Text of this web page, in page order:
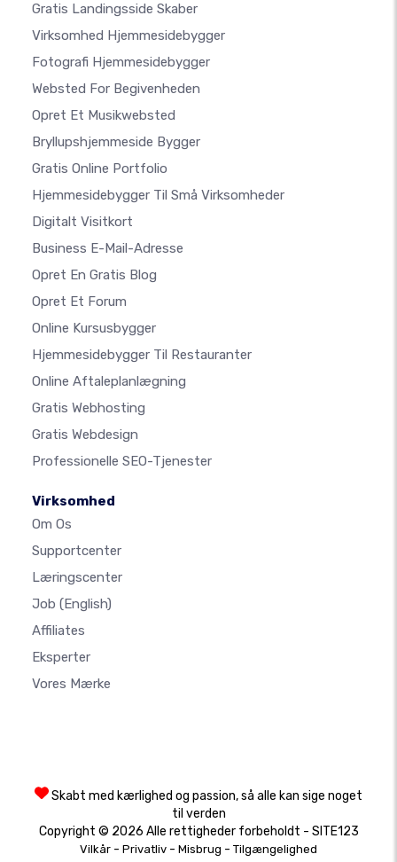
Gratis Landingsside Skaber
Virksomhed Hjemmesidebygger
Fotografi Hjemmesidebygger
Websted For Begivenheden
Opret Et Musikwebsted
Bryllupshjemmeside Bygger
Gratis Online Portfolio
Hjemmesidebygger Til Små Virksomheder
Digitalt Visitkort
Business E-Mail-Adresse
Opret En Gratis Blog
Opret Et Forum
Online Kursusbygger
Hjemmesidebygger Til Restauranter
Online Aftaleplanlægning
Gratis Webhosting
Gratis Webdesign
Professionelle SEO-Tjenester
Virksomhed
Om Os
Supportcenter
Læringscenter
Job (English)
Affiliates
Eksperter
Vores Mærke
Skabt med kærlighed og passion, så alle kan sige noget
til verden
Copyright © 2026 Alle rettigheder forbeholdt - SITE123
Vilkår - Privatliv - Misbrug - Tilgængelighed